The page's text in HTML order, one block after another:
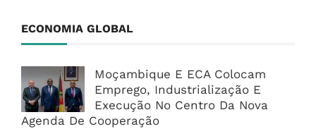
ECONOMIA GLOBAL
Moçambique E ECA Colocam
Emprego, Industrialização E
Execução No Centro Da Nova
Agenda De Cooperação